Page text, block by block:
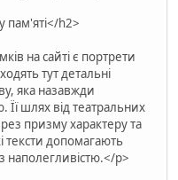
пам'яті</h2>
на сайті є портрети
тут детальні
яка назавжди
шлях від театральних
призму характеру та
тексти допомагають
наполегливістю.</p>